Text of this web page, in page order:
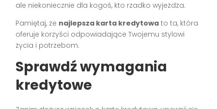
ale niekoniecznie dla kogoś, kto rzadko wyjeżdża.
Pamiętaj, że najlepsza karta kredytowa to ta, która
oferuje korzyści odpowiadające Twojemu stylowi
życia i potrzebom.
Sprawdź wymagania
kredytowe